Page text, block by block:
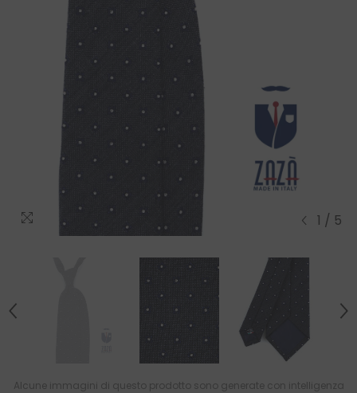
1 / 5
Alcune immagini di questo prodotto sono generate con intelligenza